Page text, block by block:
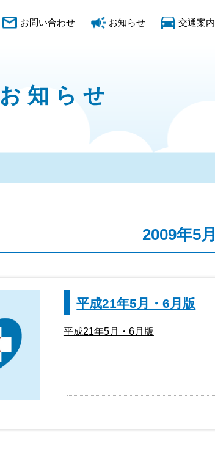
交通案内
お知らせ
お問い合わせ
お知らせ
2009年5月
平成21年5月・6月版
平成21年5月・6月版